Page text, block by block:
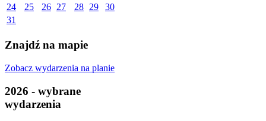
24
25 26 27 28 29
30
31
Znajdź na mapie
Zobacz wydarzenia na planie
2026 - wybrane
wydarzenia